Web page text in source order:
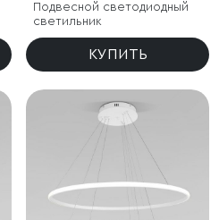
Подвесной светодиодный
светильник
КУПИТЬ